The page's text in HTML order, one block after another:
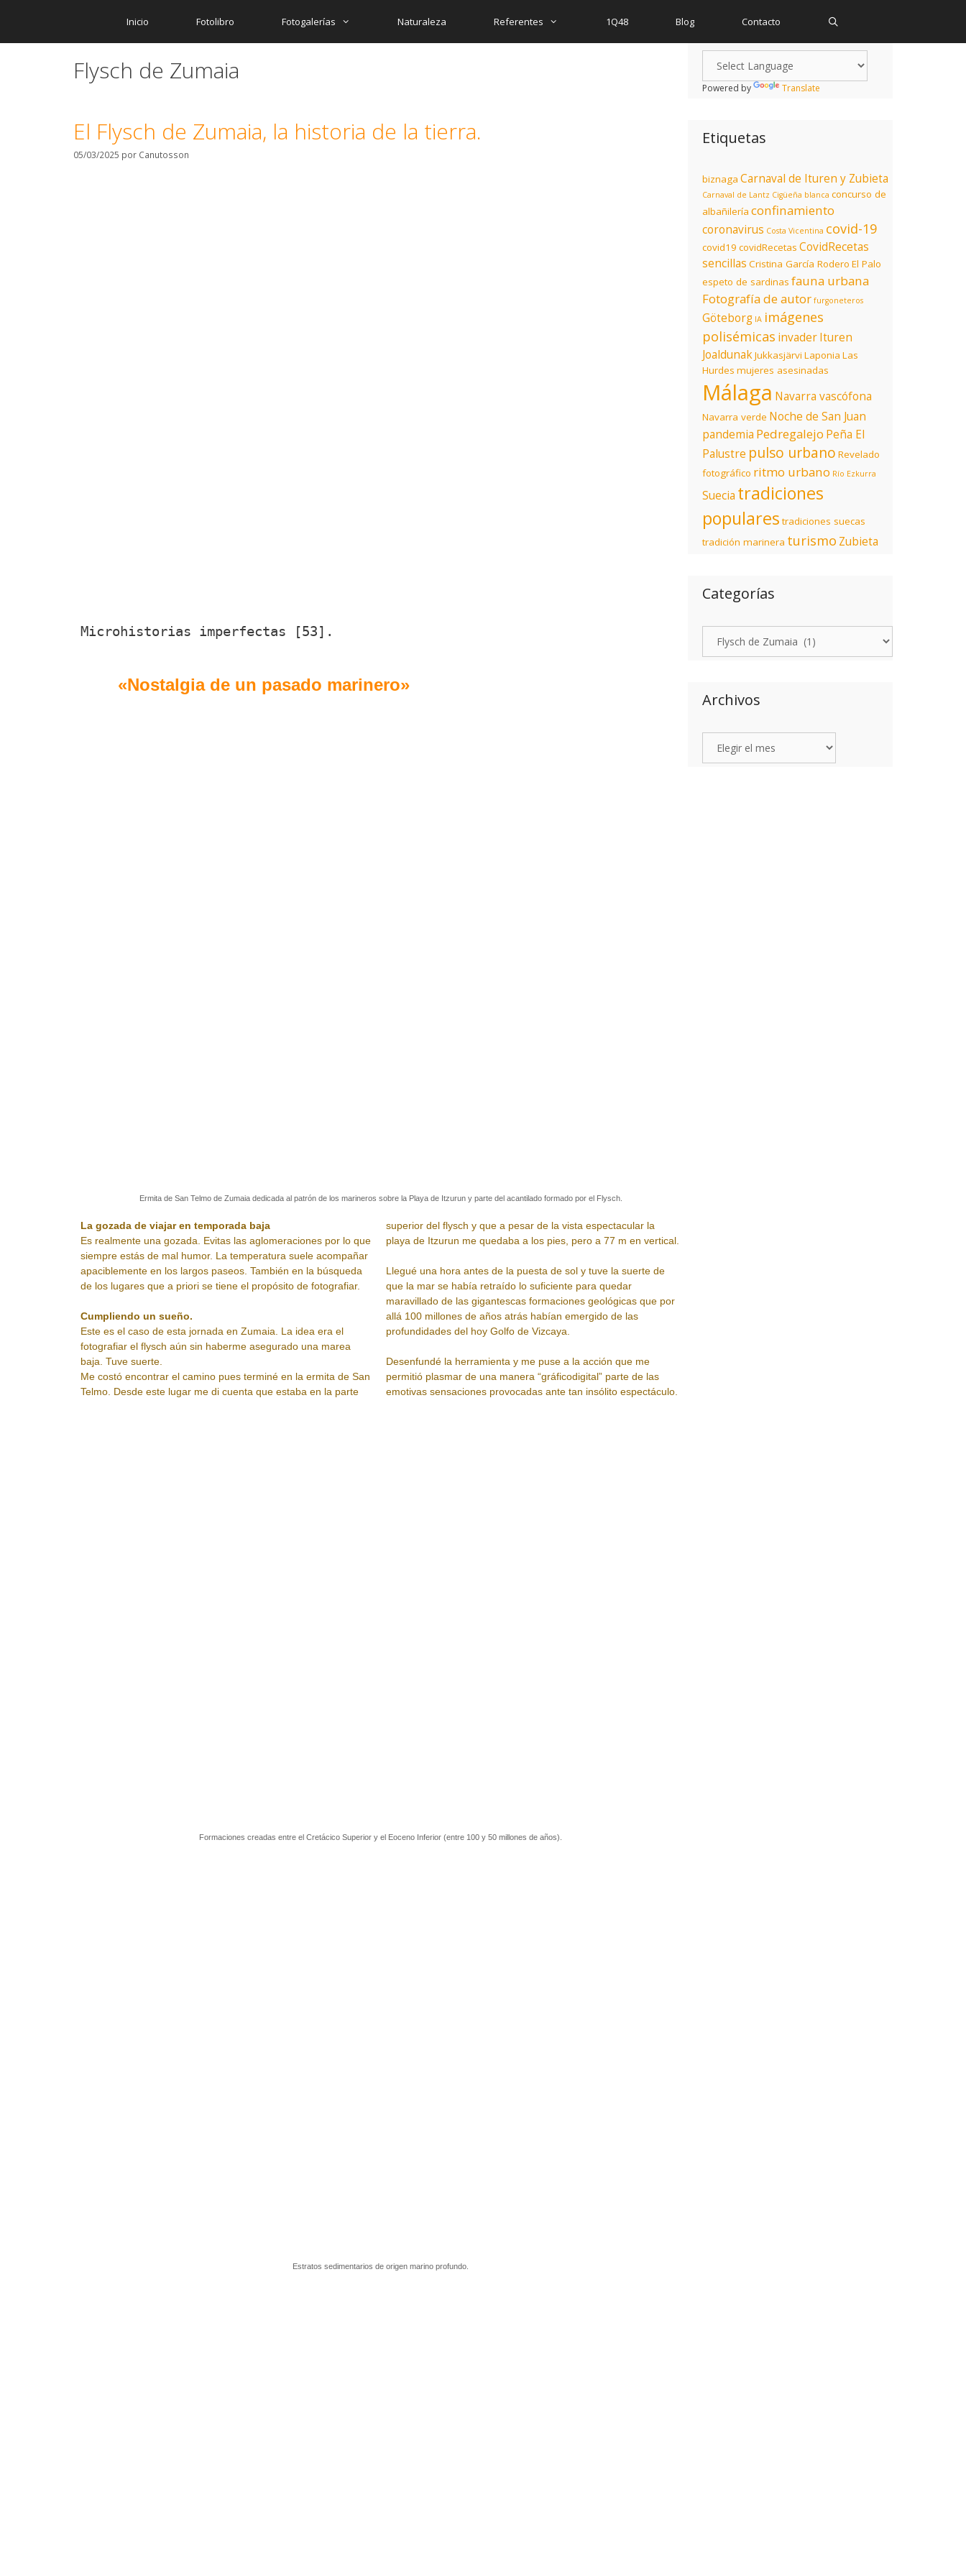
Inicio Fotolibro Fotogalerías Naturaleza Referentes 1Q48 Blog Contacto
Flysch de Zumaia
El Flysch de Zumaia, la historia de la tierra.
05/03/2025 por Canutosson
Microhistorias imperfectas [53].
«Nostalgia de un pasado marinero»
Ermita de San Telmo de Zumaia dedicada al patrón de los marineros sobre la Playa de Itzurun y parte del acantilado formado por el Flysch.
La gozada de viajar en temporada baja
Es realmente una gozada. Evitas las aglomeraciones por lo que
siempre estás de mal humor. La temperatura suele acompañar
apaciblemente en los largos paseos. También en la búsqueda
de los lugares que a priori se tiene el propósito de fotografiar.
Cumpliendo un sueño.
Este es el caso de esta jornada en Zumaia. La idea era el
fotografiar el flysch aún sin haberme asegurado una marea
baja. Tuve suerte.
Me costó encontrar el camino pues terminé en la ermita de San
Telmo. Desde este lugar me di cuenta que estaba en la parte
superior del flysch y que a pesar de la vista espectacular la
playa de Itzurun me quedaba a los pies, pero a 77 m en vertical.
Llegué una hora antes de la puesta de sol y tuve la suerte de
que la mar se había retraído lo suficiente para quedar
maravillado de las gigantescas formaciones geológicas que por
allá 100 millones de años atrás habían emergido de las
profundidades del hoy Golfo de Vizcaya.
Desenfundé la herramienta y me puse a la acción que me
permitió plasmar de una manera “gráficodigital” parte de las
emotivas sensaciones provocadas ante tan insólito espectáculo.
Formaciones creadas entre el Cretácico Superior y el Eoceno Inferior (entre 100 y 50 millones de años).
Estratos sedimentarios de origen marino profundo.
Powered by Translate
Etiquetas
biznaga Carnaval de Ituren y Zubieta
Carnaval de Lantz Cigüeña blanca concurso de
albañilería confinamiento
coronavirus Costa Vicentina covid-19
covid19 covidRecetas CovidRecetas
sencillas Cristina García Rodero El Palo
espeto de sardinas fauna urbana
Fotografía de autor furgoneteros
Göteborg IA imágenes
polisémicas invaderIturen
JoaldunakJukkasjärvi Laponia Las
Hurdes mujeres asesinadas
Málaga Navarra vascófona
Navarra verde Noche de San Juan
pandemia Pedregalejo Peña El
Palustre pulso urbano Revelado
fotográfico ritmo urbano Río Ezkurra
Suecia tradiciones
populares tradiciones suecas
tradición marinera turismo Zubieta
Categorías
Archivos